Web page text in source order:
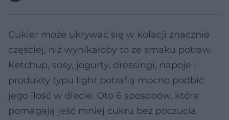
Cukier może ukrywać się w kolacji znacznie
częściej, niż wynikałoby to ze smaku potraw.
Ketchup, sosy, jogurty, dressingi, napoje i
produkty typu light potrafią mocno podbić
jego ilość w diecie. Oto 6 sposobów, które
pomagają jeść mniej cukru bez poczucia